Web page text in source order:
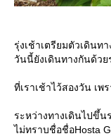
รุ่งเช้าเตรียมตัวเดินท
วันนี้ยังเดินทางกันด้วย
ที่เราเช้าไว้สองวัน เพ
ระหว่างทางเดินไปขึ้น
ไม่ทราบชื่อชื่อHosta